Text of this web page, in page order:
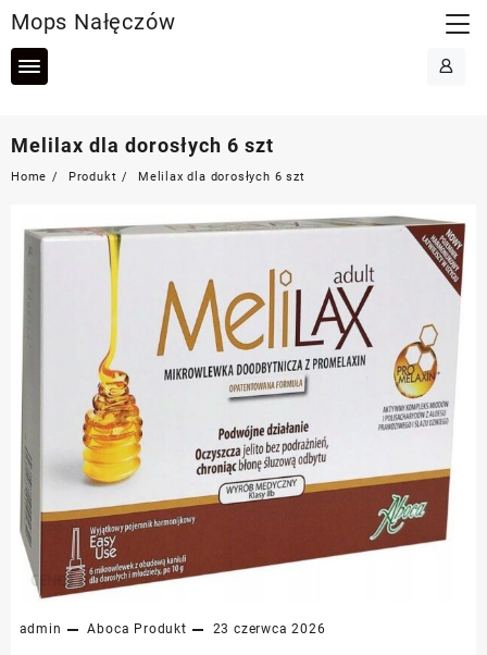
to
content
Mops Nałęczów
Melilax dla dorosłych 6 szt
Home Produkt Melilax dla dorosłych 6 szt
admin Aboca Produkt 23 czerwca 2026